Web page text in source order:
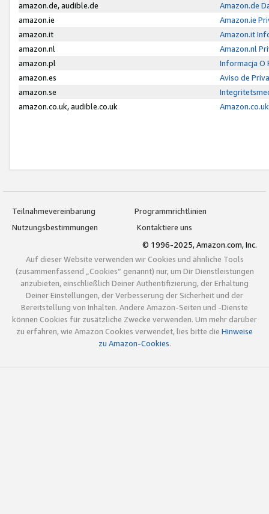
amazon.de, audible.de
Amazon.de
amazon.ie
Amazon.ie
amazon.it
Amazon.it
amazon.nl
Amazon.nl
amazon.pl
Informacja O
amazon.es
Aviso de
amazon.se
amazon.co.uk, audible.co.uk
Teilnahmevereinbarung
Programmrichtlinien
Nutzungsbestimmungen
Kontaktiere uns
© 1996-2025, Amazon.com, Inc.
Auf dieser Website verwenden wir Cookies und ähnliche Tools
(zusammenfassend „Cookies“ genannt) nur, um Dir Dienstleistungen
anzubieten, einschließlich Deiner Authentifizierung, der Erhaltung
Deiner Einstellungen, der Verbesserung der Sicherheit und der
Bereitstellung von Inhalten. Andere Amazon-Seiten und -Dienste
können Cookies für zusätzliche Zwecke verwenden. Um mehr darüber
zu erfahren, wie Amazon Cookies verwendet, lies bitte die Hinweise
zu Amazon-Cookies.